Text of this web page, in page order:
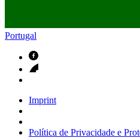
Portugal
Imprint
Política de Privacidade e